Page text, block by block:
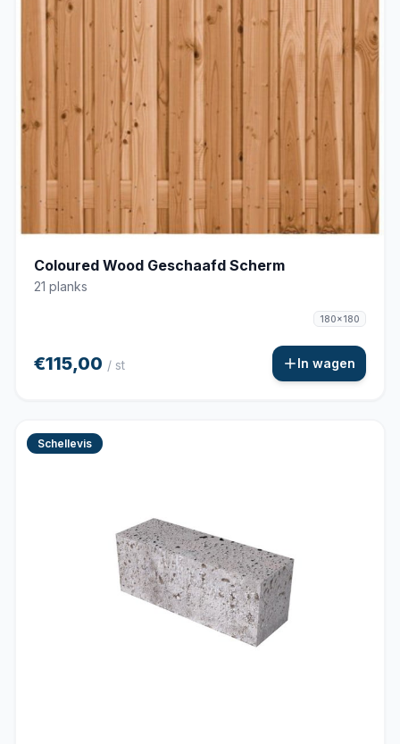
Coloured Wood Geschaafd Scherm
21 planks
180x180
€115,00 / st In wagen
Schellevis